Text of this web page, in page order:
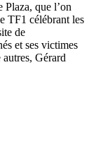
Plaza, que l’on
TF1 célébrant les
de
et ses victimes
Gérard